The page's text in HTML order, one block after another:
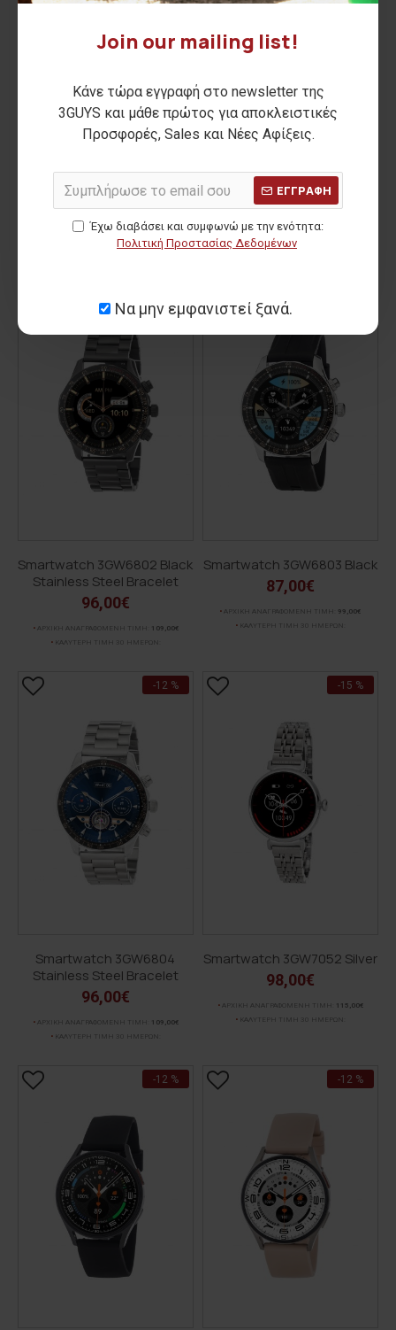
Join our mailing list!
Κάνε τώρα εγγραφή στο newsletter της
3GUYS και μάθε πρώτος για αποκλειστικές
Προσφορές, Sales και Νέες Αφίξεις.
ΕΓΓΡΑΦΗ
Έχω διαβάσει και συμφωνώ με την ενότητα:
Πολιτική Προστασίας Δεδομένων
Να μην εμφανιστεί ξανά.
Smartwatch 3GW6701 Black
61,00€
ΑΡΧΙΚΗ ΑΝΑΓΡΑΦΟΜΕΝΗ ΤΙΜΗ:
ΚΑΛΥΤΕΡΗ ΤΙΜΗ 30 ΗΜΕΡΩΝ:
Smartwatch 3GW6801 Black
87,00€
ΑΡΧΙΚΗ ΑΝΑΓΡΑΦΟΜΕΝΗ ΤΙΜΗ:
ΚΑΛΥΤΕΡΗ ΤΙΜΗ 30 ΗΜΕΡΩΝ:
Smartwatch 3GW6802 Black
Stainless Steel Bracelet
96,00€
ΑΡΧΙΚΗ ΑΝΑΓΡΑΦΟΜΕΝΗ ΤΙΜΗ:
109,00€
ΚΑΛΥΤΕΡΗ ΤΙΜΗ 30 ΗΜΕΡΩΝ:
Smartwatch 3GW6803 Black
87,00€
ΑΡΧΙΚΗ ΑΝΑΓΡΑΦΟΜΕΝΗ ΤΙΜΗ:
99,00€
ΚΑΛΥΤΕΡΗ ΤΙΜΗ 30 ΗΜΕΡΩΝ:
-12 %
Smartwatch 3GW6804
Stainless Steel Bracelet
96,00€
ΑΡΧΙΚΗ ΑΝΑΓΡΑΦΟΜΕΝΗ ΤΙΜΗ:
109,00€
ΚΑΛΥΤΕΡΗ ΤΙΜΗ 30 ΗΜΕΡΩΝ:
-15 %
Smartwatch 3GW7052 Silver
98,00€
ΑΡΧΙΚΗ ΑΝΑΓΡΑΦΟΜΕΝΗ ΤΙΜΗ:
115,00€
ΚΑΛΥΤΕΡΗ ΤΙΜΗ 30 ΗΜΕΡΩΝ:
-12 % -12 %